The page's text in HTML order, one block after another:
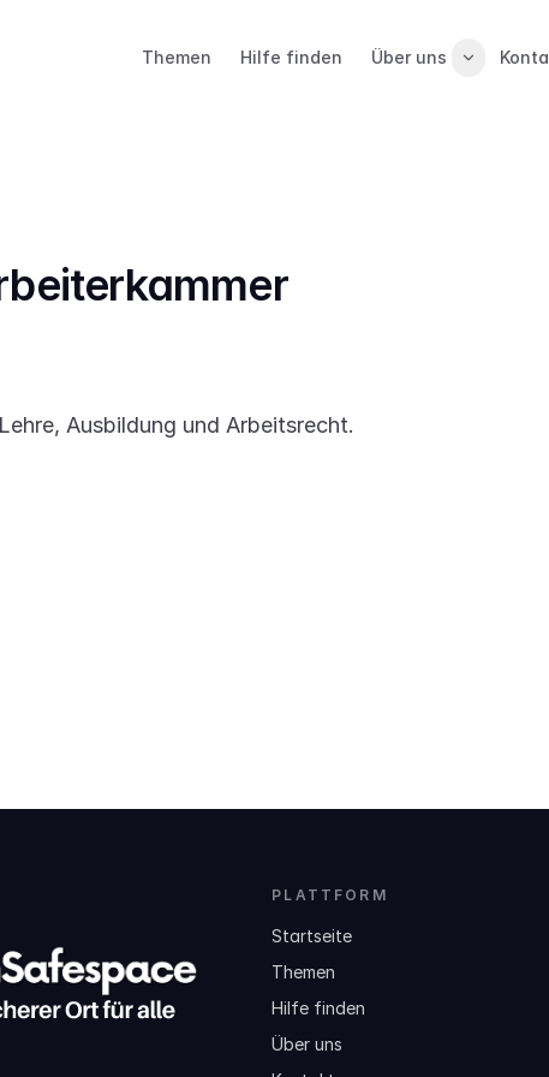
Themen Hilfe finden Über uns
Ausbildung und Arbeitsrecht.
PLATTFORM
Startseite
Themen
Hilfe finden
Über uns